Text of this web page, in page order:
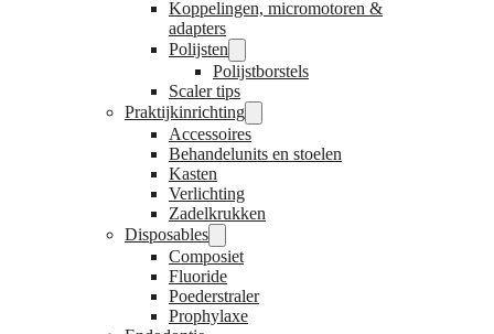
Koppelingen, micromotoren &
adapters
Polijsten
Polijstborstels
Scaler tips
Praktijkinrichting
Accessoires
Behandelunits en stoelen
Kasten
Verlichting
Zadelkrukken
Disposables
Composiet
Fluoride
Poederstraler
Prophylaxe